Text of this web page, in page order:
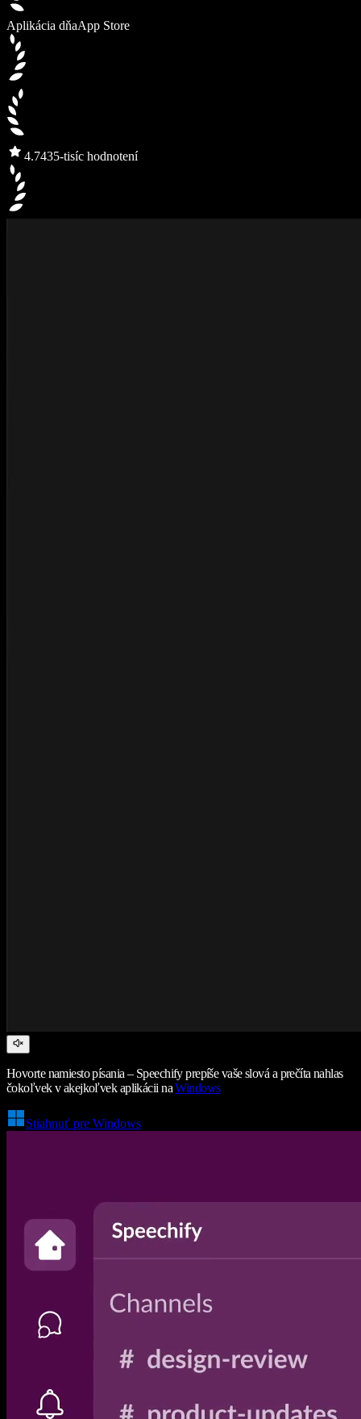
Aplikácia dňaApp Store
4.7435-tisíc hodnotení
Hovorte namiesto písania – Speechify prepíše vaše slová a prečíta nahlas
čokoľvek v akejkoľvek aplikácii naWindows
Stiahnuť pre Windows